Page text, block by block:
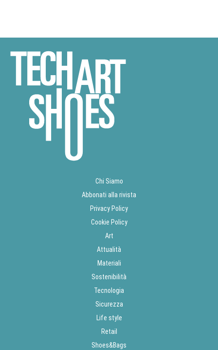
Chi Siamo
Abbonati alla rivista
Privacy Policy
Cookie Policy
Art
Attualità
Materiali
Sostenibilità
Tecnologia
Sicurezza
Life style
Retail
Shoes&Bags